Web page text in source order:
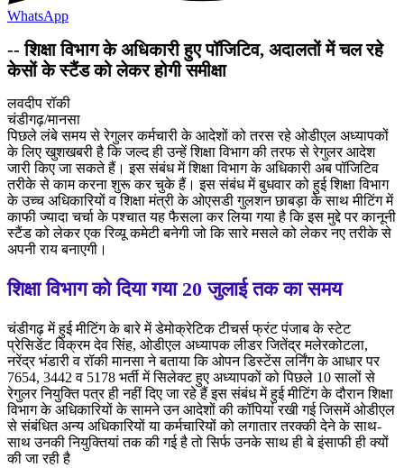
WhatsApp
-- शिक्षा विभाग के अधिकारी हुए पॉजिटिव, अदालतों में चल रहे
केसों के स्टैंड को लेकर होगी समीक्षा
लवदीप रॉकी
चंडीगढ़/मानसा
पिछले लंबे समय से रेगुलर कर्मचारी के आदेशों को तरस रहे ओडीएल अध्यापकों
के लिए खुशखबरी है कि जल्द ही उन्हें शिक्षा विभाग की तरफ से रेगुलर आदेश
जारी किए जा सकते हैं। इस संबंध में शिक्षा विभाग के अधिकारी अब पॉजिटिव
तरीके से काम करना शुरू कर चुके हैं। इस संबंध में बुधवार को हुई शिक्षा विभाग
के उच्च अधिकारियों व शिक्षा मंत्री के ओएसडी गुलशन छाबड़ा के साथ मीटिंग में
काफी ज्यादा चर्चा के पश्चात यह फैसला कर लिया गया है कि इस मुद्दे पर कानूनी
स्टैंड को लेकर एक रिव्यू कमेटी बनेगी जो कि सारे मसले को लेकर नए तरीके से
अपनी राय बनाएगी।
शिक्षा विभाग को दिया गया 20 जुलाई तक का समय
चंडीगढ़ में हुई मीटिंग के बारे में डेमोक्रेटिक टीचर्स फ्रंट पंजाब के स्टेट
प्रेसिडेंट विक्रम देव सिंह, ओडीएल अध्यापक लीडर जितेंद्र मलेरकोटला,
नरेंद्र भंडारी व रॉकी मानसा ने बताया कि ओपन डिस्टेंस लर्निंग के आधार पर
7654, 3442 व 5178 भर्ती में सिलेक्ट हुए अध्यापकों को पिछले 10 सालों से
रेगुलर नियुक्ति पत्र ही नहीं दिए जा रहे हैं इस संबंध में हुई मीटिंग के दौरान शिक्षा
विभाग के अधिकारियों के सामने उन आदेशों की कॉपियां रखी गई जिसमें ओडीएल
से संबंधित अन्य अधिकारियों या कर्मचारियों को लगातार तरक्की देने के साथ-
साथ उनकी नियुक्तियां तक की गई है तो सिर्फ उनके साथ ही बे इंसाफी ही क्यों
की जा रही है